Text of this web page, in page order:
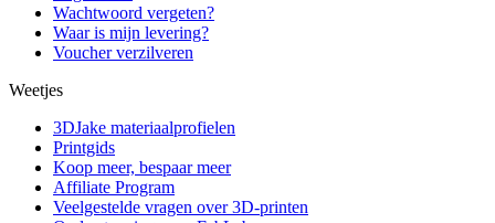
Wachtwoord vergeten?
Waar is mijn levering?
Voucher verzilveren
Weetjes
3DJake materiaalprofielen
Printgids
Koop meer, bespaar meer
Affiliate Program
Veelgestelde vragen over 3D-printen